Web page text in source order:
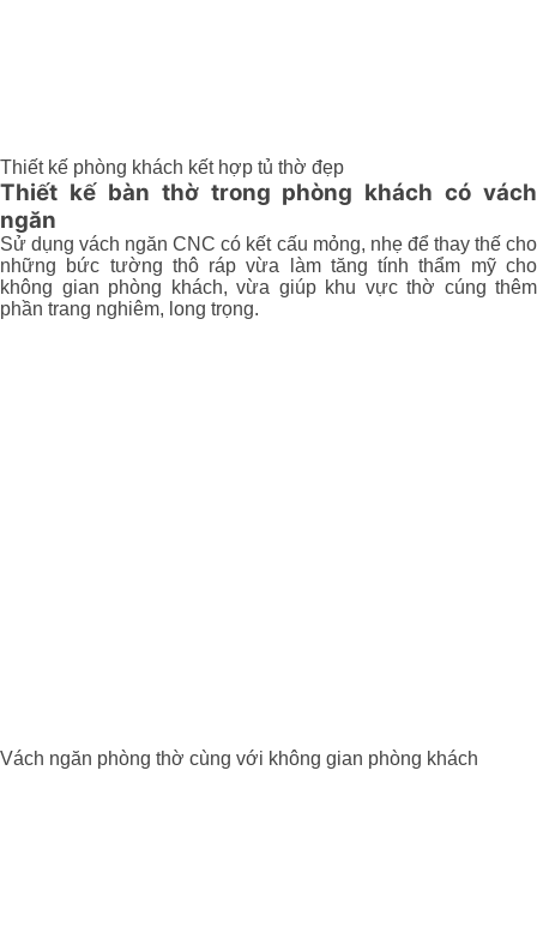
Thiết kế phòng khách kết hợp tủ thờ đẹp
Thiết kế bàn thờ trong phòng khách có vách
ngăn
Sử dụng vách ngăn CNC có kết cấu mỏng, nhẹ để thay thế cho
những bức tường thô ráp vừa làm tăng tính thẩm mỹ cho
không gian phòng khách, vừa giúp khu vực thờ cúng thêm
phần trang nghiêm, long trọng.
Vách ngăn phòng thờ cùng với không gian phòng khách